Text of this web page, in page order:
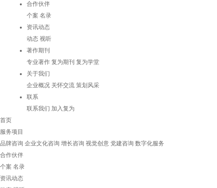
合作伙伴
个案 名录
资讯动态
动态 视听
著作期刊
专业著作 复为期刊 复为学堂
关于我们
企业概况 关怀交流 策划风采
联系
联系我们 加入复为
首页
服务项目
品牌咨询 企业文化咨询 增长咨询 视觉创意 党建咨询 数字化服务
合作伙伴
个案 名录
资讯动态